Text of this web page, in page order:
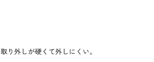
り外しが硬くて外しにくい。